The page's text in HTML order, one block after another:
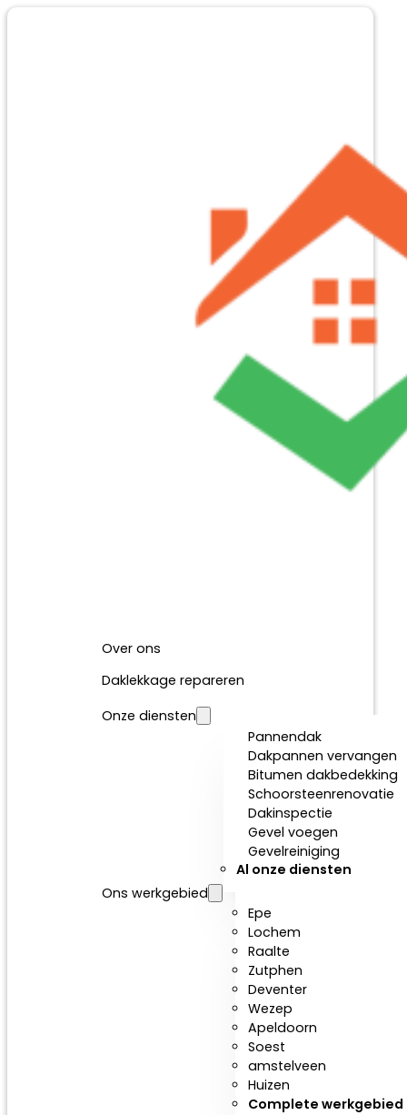
Over ons
Daklekkage repareren
Onze diensten
Pannendak
Dakpannen vervangen
Bitumen dakbedekking
Schoorsteenrenovatie
Dakinspectie
Gevel voegen
Gevelreiniging
Al onze diensten
Ons werkgebied
Epe
Lochem
Raalte
Zutphen
Deventer
Wezep
Apeldoorn
Soest
amstelveen
Huizen
Complete werkgebied